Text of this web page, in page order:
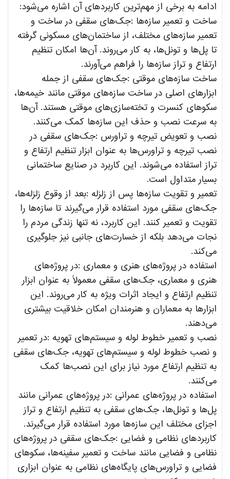
ادامه به برخی از مهم‌ترین کاربردهای آن اشاره می‌شود:
ساخت و تعمیر سازه‌ها :جک‌های سقفی در ساخت و
تعمیر سازه‌های مختلف، از ساختمان‌های مسکونی گرفته
تا پل‌ها و تونل‌ها، به کار می‌روند. آن‌ها امکان تنظیم
ارتفاع و تراز سازه‌ها را فراهم می‌آورند.
ساخت سازه‌های موقتی :جک‌های سقفی از جمله
ابزارهای اصلی در ساخت سازه‌های موقتی مانند خیمه‌ها،
سکوهای کنسرت و تخته‌سازی‌های موقتی هستند. آن‌ها
به سرعت نصب و حذف این سازه‌ها کمک می‌کنند.
نصب و تعویض تیرچه و تراورس :جک‌های سقفی در
نصب تیرچه و تراورس‌ها به عنوان ابزار تنظیم ارتفاع و
تراز استفاده می‌شوند. این کاربرد در صنایع ساختمانی
بسیار متداول است.
تعمیر و تقویت سازه‌ها پس از زلزله :بعد از وقوع زلزله‌ها،
جک‌های سقفی مورد استفاده قرار می‌گیرند تا سازه‌ها را
تقویت و تعمیر کنند. این کاربرد، نه تنها زندگی مردم را
نجات می‌دهد بلکه از خسارت‌های جانبی نیز جلوگیری
می‌کند.
استفاده در پروژه‌های هنری و معماری :در پروژه‌های
هنری و معماری، جک‌های سقفی معمولاً به عنوان ابزار
تنظیم ارتفاع و ایجاد اثرات ویژه به کار می‌روند. این
ابزارها به معماران و هنرمندان امکان خلاقیت بیشتری
می‌دهند.
نصب و تعمیر خطوط لوله و سیستم‌های تهویه :در تعمیر
و نصب خطوط لوله و سیستم‌های تهویه، جک‌های سقفی
به تنظیم ارتفاع مورد نیاز برای این نصب‌ها کمک
می‌کنند.
استفاده در پروژه‌های عمرانی :در پروژه‌های عمرانی مانند
پل‌ها و تونل‌ها، جک‌های سقفی به تنظیم ارتفاع و تراز
اجزای مختلف این سازه‌ها مورد استفاده قرار می‌گیرند.
کاربردهای نظامی و فضایی :جک‌های سقفی در پروژه‌های
نظامی و فضایی مانند ساخت و تعمیر سفینه‌ها، سکوهای
فضایی و تراورس‌های پایگاه‌های نظامی به عنوان ابزاری